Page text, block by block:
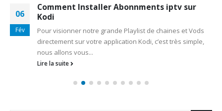
06
Fév
Comment Installer Abonnments iptv sur
Kodi
Pour visionner notre grande Playlist de chaines et Vods
directement sur votre application Kodi, c’est très simple,
nous allons vous...
Lire la suite